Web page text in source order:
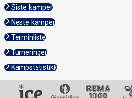
Siste kamper
Neste kamper
Terminliste
Turneringer
Kampstatistikk